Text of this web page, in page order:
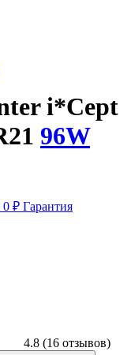
i*Cept
96W
₽ Гарантия
4.8 (16 отзывов)